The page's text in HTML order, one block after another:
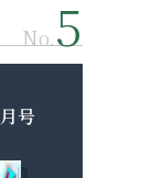
No.
月号